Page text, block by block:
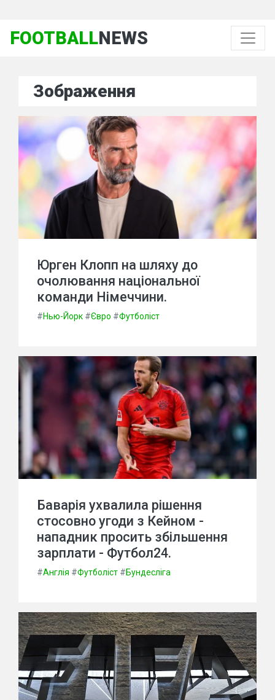
FOOTBALLNEWS
Зображення
Юрген Клопп на шляху до
очолювання національної
команди Німеччини.
#Нью-Йорк #Євро #Футболіст
Баварія ухвалила рішення
стосовно угоди з Кейном -
нападник просить збільшення
зарплати - Футбол24.
#Англія #Футболіст #Бундесліга